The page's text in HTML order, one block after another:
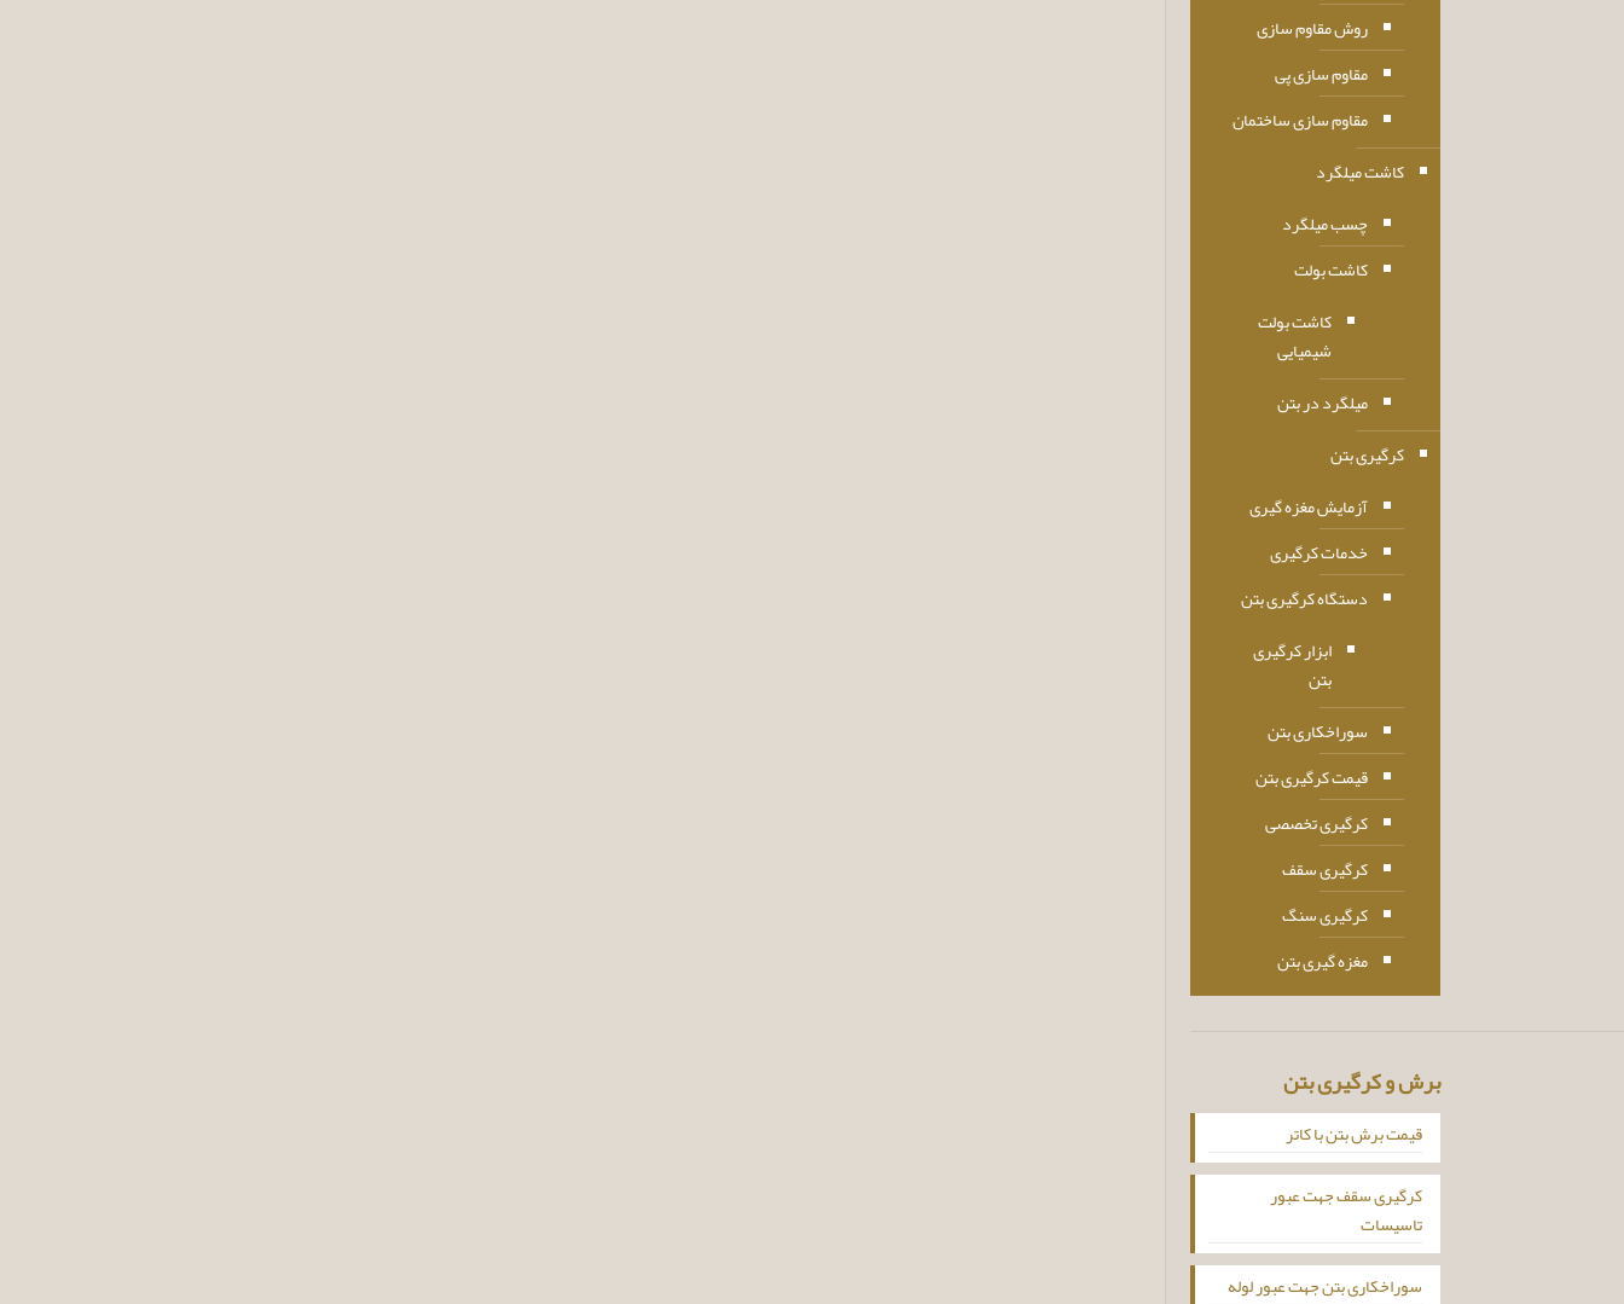
روش مقاوم سازی
مقاوم سازی پی
مقاوم سازی ساختمان
کاشت میلگرد
چسب میلگرد
کاشت بولت
کاشت بولت
شیمیایی
میلگرد در بتن
کرگیری بتن
آزمایش مغزه گیری
خدمات کرگیری
دستگاه کرگیری بتن
ابزار کرگیری
بتن
سوراخکاری بتن
قیمت کرگیری بتن
کرگیری تخصصی
کرگیری سقف
کرگیری سنگ
مغزه گیری بتن
برش و کرگیری بتن
قیمت برش بتن با کاتر
کرگیری سقف جهت عبور
تاسیسات
سوراخکاری بتن جهت عبور لوله